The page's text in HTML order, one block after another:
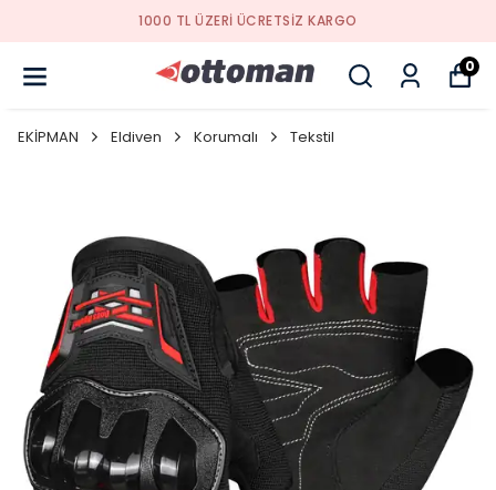
YENI SEZON ÜRÜNLER
0
EKİPMAN Eldiven Korumalı Tekstil